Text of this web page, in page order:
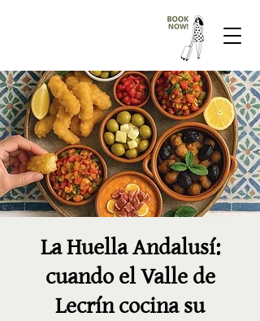
La Huella Andalusí:
cuando el Valle de
Lecrín cocina su